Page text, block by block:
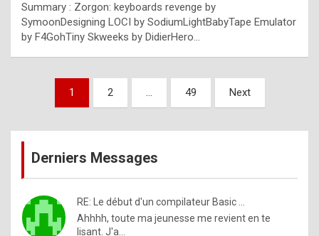
l
e
x
a
%
m
a
Summary : Zorgon: keyboards revenge by
SymoonDesigning LOCI by SodiumLightBabyTape Emulator
by F4GohTiny Skweeks by DidierHero…
Pagination
publications
1 2 … 49 Next
Derniers Messages
RE: Le début d'un compilateur Basic ...
Ahhhh, toute ma jeunesse me revient en te
lisant. J'a...